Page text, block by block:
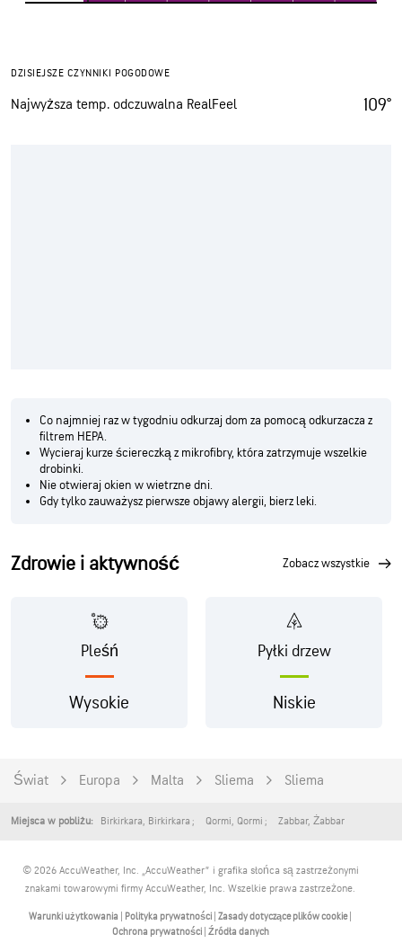
DZISIEJSZE CZYNNIKI POGODOWE
Najwyższa temp. odczuwalna RealFeel 109°
Co najmniej raz w tygodniu odkurzaj dom za pomocą odkurzacza z
filtrem HEPA.
Wycieraj kurze ściereczką z mikrofibry, która zatrzymuje wszelkie
drobinki.
Nie otwieraj okien w wietrzne dni.
Gdy tylko zauważysz pierwsze objawy alergii, bierz leki.
Zdrowie i aktywność zobacz wszystkie
Pleśń
Wysokie
Pyłki drzew
Niskie
Świat Europa Malta Sliema Sliema
Miejsca w pobliżu: Birkirkara, Birkirkara Qormi, Qormi Zabbar, Żabbar
© 2026 AccuWeather, Inc. „AccuWeather” i grafika słońca są zastrzeżonymi
znakami towarowymi firmy AccuWeather, Inc. Wszelkie prawa zastrzeżone.
Warunki użytkowania Polityka prywatności Zasady dotyczące plików cookie
Ochrona prywatności| Źródła danych